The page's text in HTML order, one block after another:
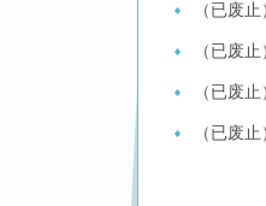
（已废
（已废
（已废
（已废